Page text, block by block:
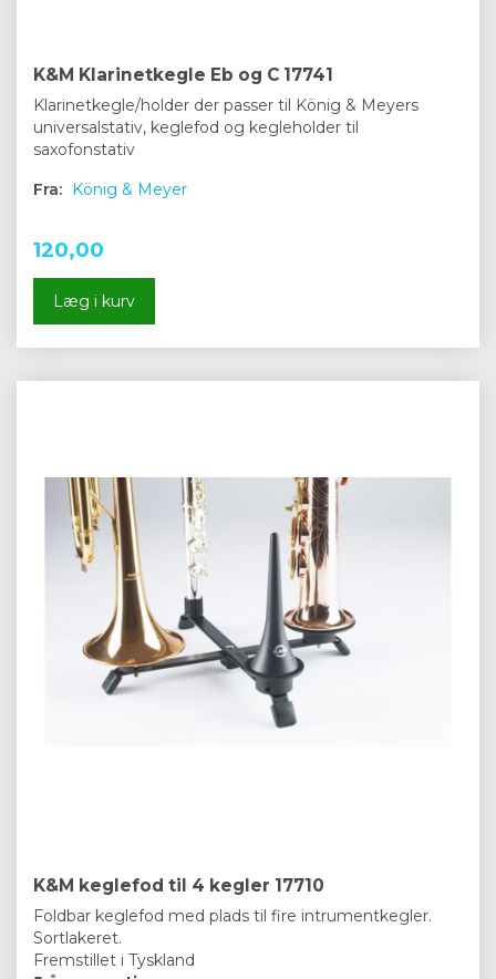
K&M Klarinetkegle Eb og C 17741
Klarinetkegle/holder der passer til König & Meyers
universalstativ, keglefod og kegleholder til
saxofonstativ
Fra: König & Meyer
120,00
Læg i kurv
K&M keglefod til 4 kegler 17710
Foldbar keglefod med plads til fire intrumentkegler.
Sortlakeret.
Fremstillet i Tyskland